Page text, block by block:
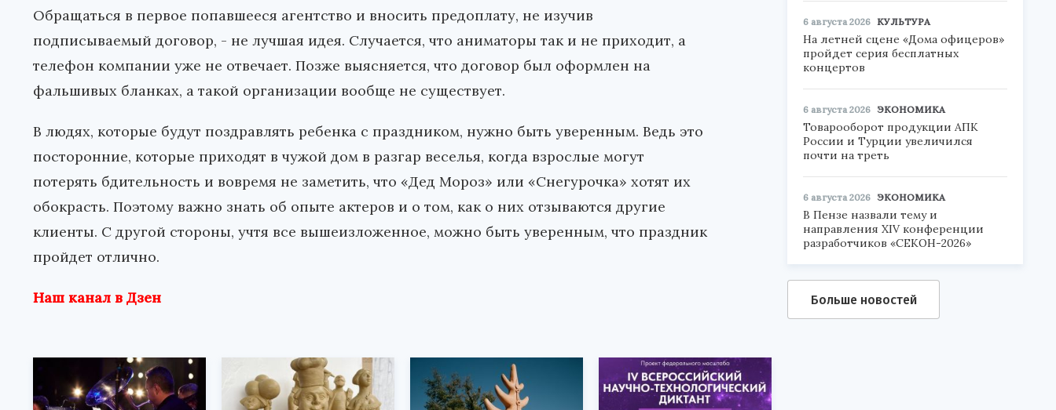
Обращаться в первое попавшееся агентство и вносить предоплату, не изучив
подписываемый договор, - не лучшая идея. Случается, что аниматоры так и не приходит, а
телефон компании уже не отвечает. Позже выясняется, что договор был оформлен на
фальшивых бланках, а такой организации вообще не существует.
В людях, которые будут поздравлять ребенка с праздником, нужно быть уверенным. Ведь это
посторонние, которые приходят в чужой дом в разгар веселья, когда взрослые могут
потерять бдительность и вовремя не заметить, что «Дед Мороз» или «Снегурочка» хотят их
обокрасть. Поэтому важно знать об опыте актеров и о том, как о них отзываются другие
клиенты. С другой стороны, учтя все вышеизложенное, можно быть уверенным, что праздник
пройдет отлично.
Наш канал в Дзен
6 августа 2026 КУЛЬТУРА
На летней сцене «Дома офицеров»
пройдет серия бесплатных
концертов
6 августа 2026 ЭКОНОМИКА
Товарооборот продукции АПК
России и Турции увеличился
почти на треть
6 августа 2026 ЭКОНОМИКА
В Пензе назвали тему и
направления XIV конференции
разработчиков «СЕКОН-2026»
Больше новостей